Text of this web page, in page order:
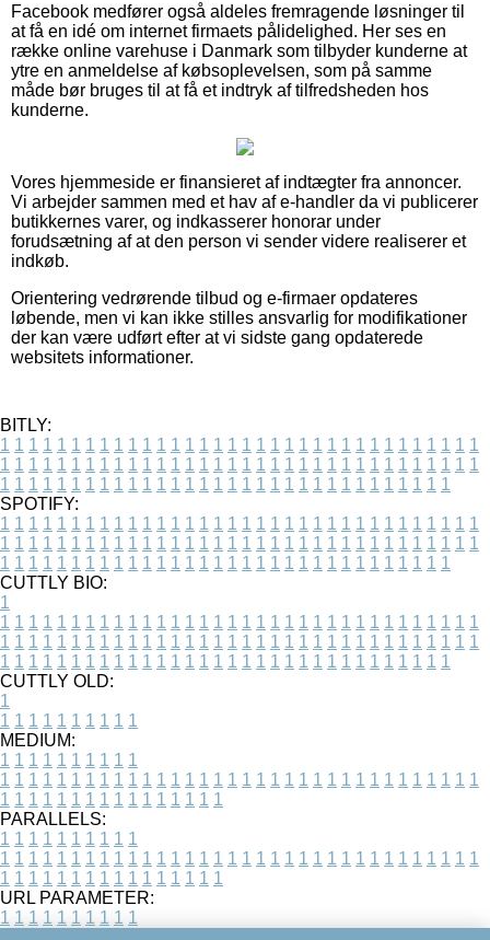
Facebook medfører også aldeles fremragende løsninger til
at få en idé om internet firmaets pålidelighed. Her ses en
række online varehuse i Danmark som tilbyder kunderne at
ytre en anmeldelse af købsoplevelsen, som på samme
måde bør bruges til at få et indtryk af tilfredsheden hos
kunderne.
Vores hjemmeside er finansieret af indtægter fra annoncer.
Vi arbejder sammen med et hav af e-handler da vi publicerer
butikkernes varer, og indkasserer honorar under
forudsætning af at den person vi sender videre realiserer et
indkøb.
Orientering vedrørende tilbud og e-firmaer opdateres
løbende, men vi kan ikke stilles ansvarlig for modifikationer
der kan være udført efter at vi sidste gang opdaterede
websitets informationer.
BITLY:
1 1 1 1 1 1 1 1 1 1 1 1 1 1 1 1 1 1 1 1 1 1 1 1 1 1 1 1 1 1 1 1 1 1
1 1 1 1 1 1 1 1 1 1 1 1 1 1 1 1 1 1 1 1 1 1 1 1 1 1 1 1 1 1 1 1 1 1
1 1 1 1 1 1 1 1 1 1 1 1 1 1 1 1 1 1 1 1 1 1 1 1 1 1 1 1 1 1 1 1
SPOTIFY:
1 1 1 1 1 1 1 1 1 1 1 1 1 1 1 1 1 1 1 1 1 1 1 1 1 1 1 1 1 1 1 1 1 1
1 1 1 1 1 1 1 1 1 1 1 1 1 1 1 1 1 1 1 1 1 1 1 1 1 1 1 1 1 1 1 1 1 1
1 1 1 1 1 1 1 1 1 1 1 1 1 1 1 1 1 1 1 1 1 1 1 1 1 1 1 1 1 1 1 1
CUTTLY BIO:
1
1 1 1 1 1 1 1 1 1 1 1 1 1 1 1 1 1 1 1 1 1 1 1 1 1 1 1 1 1 1 1 1 1 1
1 1 1 1 1 1 1 1 1 1 1 1 1 1 1 1 1 1 1 1 1 1 1 1 1 1 1 1 1 1 1 1 1 1
1 1 1 1 1 1 1 1 1 1 1 1 1 1 1 1 1 1 1 1 1 1 1 1 1 1 1 1 1 1 1 1
CUTTLY OLD:
1
1 1 1 1 1 1 1 1 1 1
MEDIUM:
1 1 1 1 1 1 1 1 1 1
1 1 1 1 1 1 1 1 1 1 1 1 1 1 1 1 1 1 1 1 1 1 1 1 1 1 1 1 1 1 1 1 1 1
1 1 1 1 1 1 1 1 1 1 1 1 1 1 1 1
PARALLELS:
1 1 1 1 1 1 1 1 1 1
1 1 1 1 1 1 1 1 1 1 1 1 1 1 1 1 1 1 1 1 1 1 1 1 1 1 1 1 1 1 1 1 1 1
1 1 1 1 1 1 1 1 1 1 1 1 1 1 1 1
URL PARAMETER:
1 1 1 1 1 1 1 1 1 1